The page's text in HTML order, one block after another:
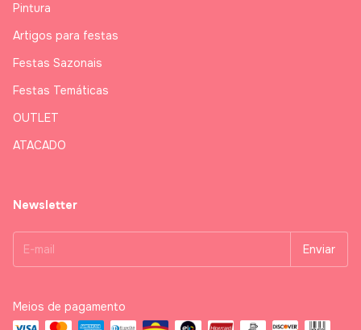
Pintura
Artigos para festas
Festas Sazonais
Festas Temáticas
OUTLET
ATACADO
Newsletter
Meios de pagamento